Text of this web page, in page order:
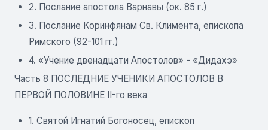
2. Послание апостола Варнавы (ок. 85 г.)
3. Послание Коринфянам Св. Климента, епископа
Римского (92-101 гг.)
4. «Учение двенадцати Апостолов» - «Дидахэ»
Часть 8 ПОСЛЕДНИЕ УЧЕНИКИ АПОСТОЛОВ В
ПЕРВОЙ ПОЛОВИНЕ II-го века
1. Святой Игнатий Богоносец, епископ